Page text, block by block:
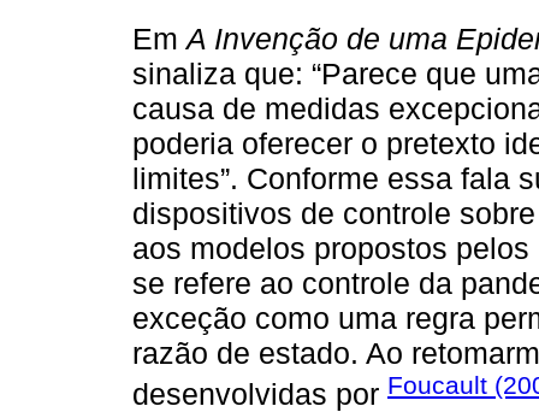
EmA Invenção de uma
sinaliza que: “Parece que
causa de medidas
poderia oferecer o pretexto
limites”. Conforme essa fala
dispositivos de controle
aos modelos propostos
se refere ao controle da
exceção como uma regra
razão de estado. Ao
desenvolvidas por Foucault